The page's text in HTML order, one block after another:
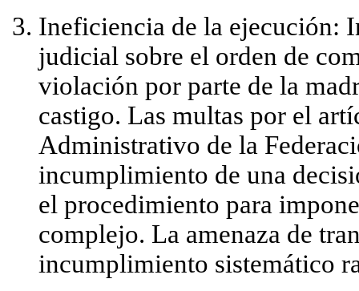
Ineficiencia de la ejecución:
judicial sobre el orden de
violación por parte de la
castigo. Las multas por el
Administrativo de la
incumplimiento de una
el procedimiento para
complejo. La amenaza de
incumplimiento sistemático